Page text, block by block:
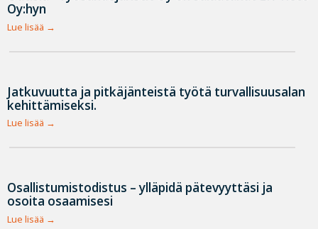
Oy:hyn
Lue lisää
Jatkuvuutta ja pitkäjänteistä työtä turvallisuusalan
kehittämiseksi.
Lue lisää
Osallistumistodistus – ylläpidä pätevyyttäsi ja
osoita osaamisesi
Lue lisää